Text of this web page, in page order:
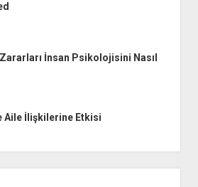
İnsan Psikolojisini Nasıl
Aile İlişkilerine Etkisi